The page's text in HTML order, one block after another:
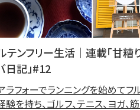
テンフリー生活│連載「甘糟
日記」#12
ラフォーでランニングを始めてフ
験を持ち、ゴルフ、テニス、ヨガ、